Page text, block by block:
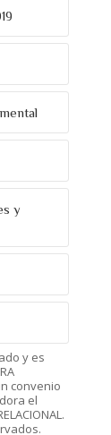
y
y es
convenio
el